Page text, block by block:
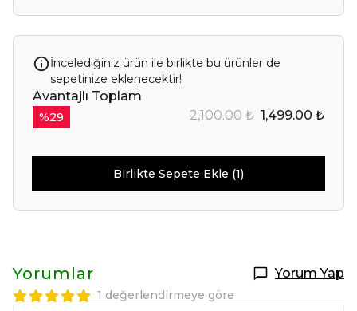
İncelediğiniz ürün ile birlikte bu ürünler de
sepetinize eklenecektir!
Avantajlı Toplam
%29 2,100.00 ₺ 1,499.00 ₺
Birlikte Sepete Ekle (1)
Yorumlar Yorum Yap
1 değerlendirmeye göre